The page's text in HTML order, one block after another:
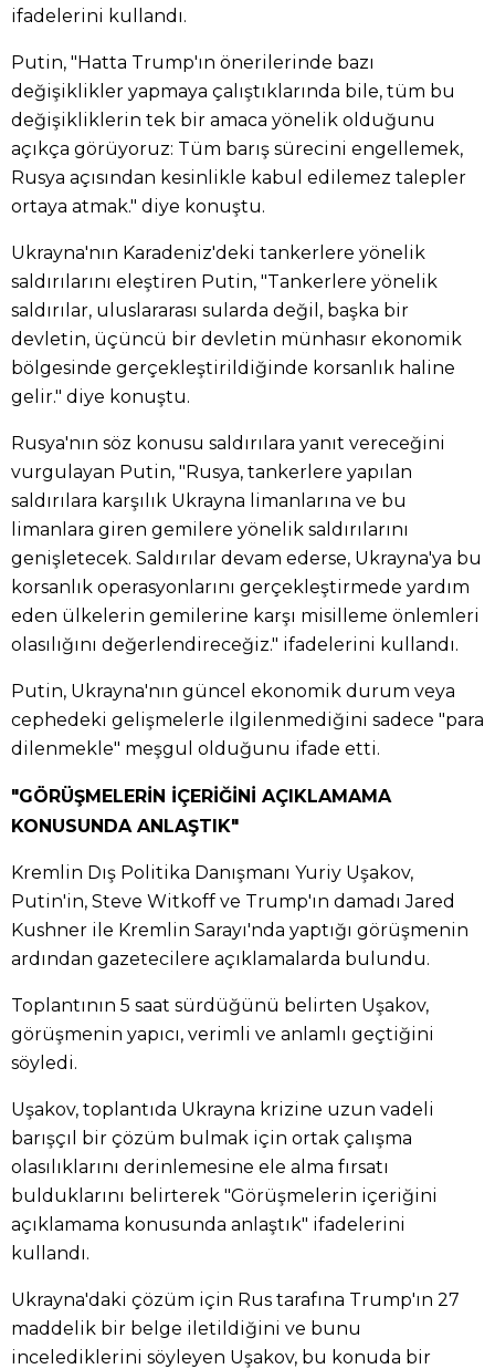
ifadelerini kullandı.
Putin, "Hatta Trump'ın önerilerinde bazı
değişiklikler yapmaya çalıştıklarında bile, tüm bu
değişikliklerin tek bir amaca yönelik olduğunu
açıkça görüyoruz: Tüm barış sürecini engellemek,
Rusya açısından kesinlikle kabul edilemez talepler
ortaya atmak." diye konuştu.
Ukrayna'nın Karadeniz'deki tankerlere yönelik
saldırılarını eleştiren Putin, "Tankerlere yönelik
saldırılar, uluslararası sularda değil, başka bir
devletin, üçüncü bir devletin münhasır ekonomik
bölgesinde gerçekleştirildiğinde korsanlık haline
gelir." diye konuştu.
Rusya'nın söz konusu saldırılara yanıt vereceğini
vurgulayan Putin, "Rusya, tankerlere yapılan
saldırılara karşılık Ukrayna limanlarına ve bu
limanlara giren gemilere yönelik saldırılarını
genişletecek. Saldırılar devam ederse, Ukrayna'ya bu
korsanlık operasyonlarını gerçekleştirmede yardım
eden ülkelerin gemilerine karşı misilleme önlemleri
olasılığını değerlendireceğiz." ifadelerini kullandı.
Putin, Ukrayna'nın güncel ekonomik durum veya
cephedeki gelişmelerle ilgilenmediğini sadece "para
dilenmekle" meşgul olduğunu ifade etti.
"GÖRÜŞMELERİN İÇERİĞİNİ AÇIKLAMAMA
KONUSUNDA ANLAŞTIK"
Kremlin Dış Politika Danışmanı Yuriy Uşakov,
Putin'in, Steve Witkoff ve Trump'ın damadı Jared
Kushner ile Kremlin Sarayı'nda yaptığı görüşmenin
ardından gazetecilere açıklamalarda bulundu.
Toplantının 5 saat sürdüğünü belirten Uşakov,
görüşmenin yapıcı, verimli ve anlamlı geçtiğini
söyledi.
Uşakov, toplantıda Ukrayna krizine uzun vadeli
barışçıl bir çözüm bulmak için ortak çalışma
olasılıklarını derinlemesine ele alma fırsatı
bulduklarını belirterek "Görüşmelerin içeriğini
açıklamama konusunda anlaştık" ifadelerini
kullandı.
Ukrayna'daki çözüm için Rus tarafına Trump'ın 27
maddelik bir belge iletildiğini ve bunu
incelediklerini söyleyen Uşakov, bu konuda bir